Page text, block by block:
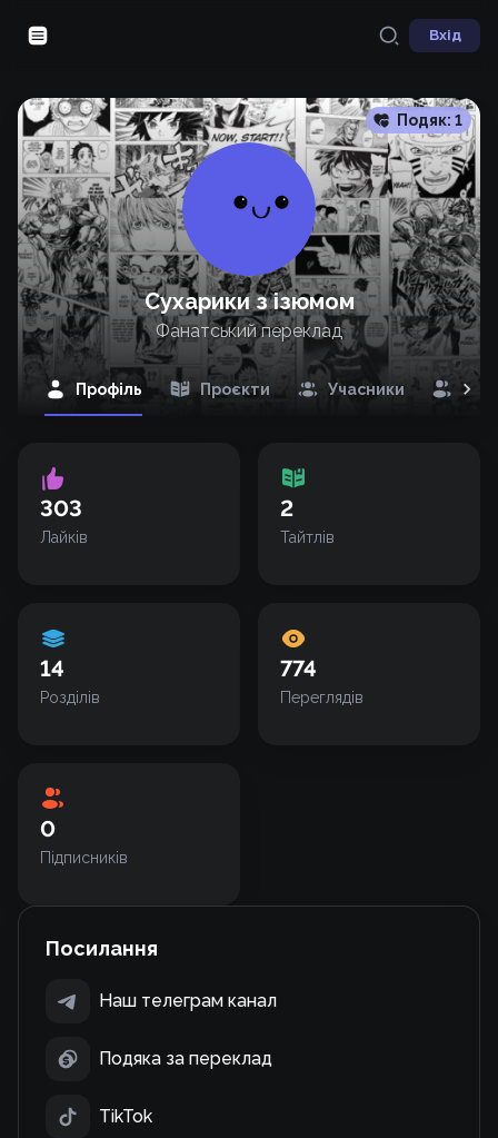
Вхід
Подяк: 1
Сухарики з ізюмом
Фанатський переклад
Профіль Проєкти Учасники
303
Лайків
2
Тайтлів
14
Розділів
774
Переглядів
0
Підписників
Посилання
Наш телеграм канал
Подяка за переклад
TikTok